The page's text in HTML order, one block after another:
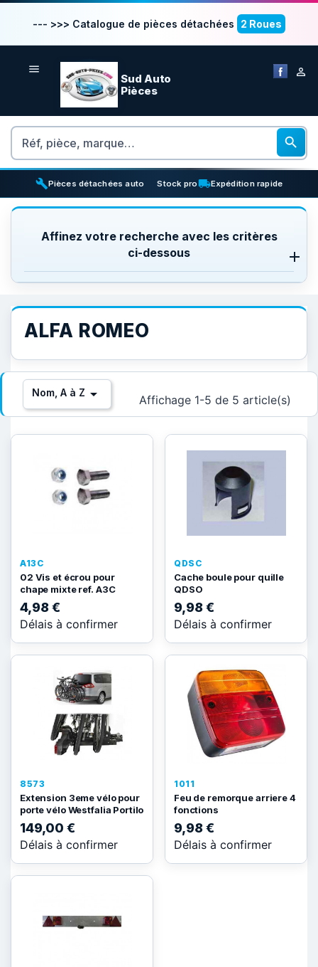
--- >>> Catalogue de pièces détachées 2 Roues
 
Sud Auto
Pièces
Rechercher

buildPièces détachées auto inventory_2
Stock prolocal_shippingExpédition rapide
Affinez votre recherche avec les critères
ci-dessous
ALFA ROMEO
Nom, A à Z  Affichage 1-5 de 5 article(s)
A13C
02 Vis et écrou pour
chape mixte ref. A3C
4,98 €
Délais à confirmer
QDSC
Cache boule pour quille
QDSO
9,98 €
Délais à confirmer
8573
Extension 3eme vélo pour
porte vélo Westfalia Portilo
149,00 €
Délais à confirmer
1011
Feu de remorque arriere 4
fonctions
9,98 €
Délais à confirmer